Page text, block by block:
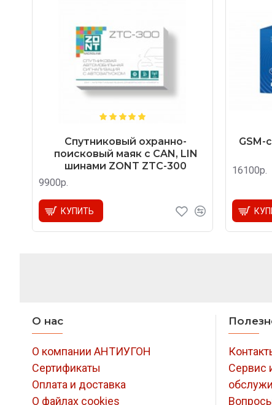
Спутниковый охранно-
поисковый маяк с CAN, LIN
шинами ZONT ZTC-300
9900р.
КУПИТЬ
GSM-
16100р.
О нас
О компании АНТИУГОН
Сертификаты
Оплата и доставка
О файлах cookies
Сервис